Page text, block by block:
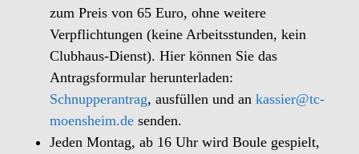
zum Preis von 65 Euro, ohne weitere
Verpflichtungen (keine Arbeitsstunden, kein
Clubhaus-Dienst). Hier können Sie das
Antragsformular herunterladen:
Schnupperantrag, ausfüllen und an kassier@tc-
moensheim.de senden.
Jeden Montag, ab 16 Uhr wird Boule gespielt,